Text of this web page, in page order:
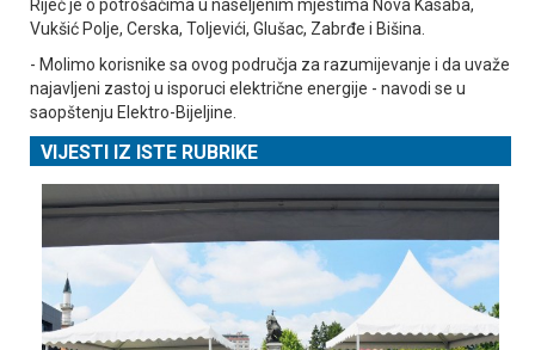
Riječ je o potrošačima u naseljenim mjestima Nova Kasaba,
Vukšić Polje, Cerska, Toljevići, Glušac, Zabrđe i Bišina.
- Molimo korisnike sa ovog područja za razumijevanje i da uvaže
najavljeni zastoj u isporuci električne energije - navodi se u
saopštenju Elektro-Bijeljine.
VIJESTI IZ ISTE RUBRIKE